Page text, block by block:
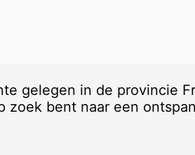
gelegen in de provincie
zoek bent naar een